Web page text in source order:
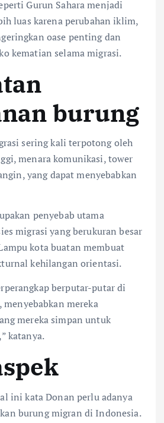
Gurun Sahara menjadi
luas karena perubahan iklim,
oase penting dan
kematian selama migrasi.
burung
sering kali terpotong oleh
menara komunikasi, tower
yang dapat menyebabkan
penyebab utama
migrasi yang berukuran besar
kota buatan membuat
kehilangan orientasi.
berputar-putar di
mereka
mereka simpan untuk
katanya.
ini kata Donan perlu adanya
burung migran di Indonesia.